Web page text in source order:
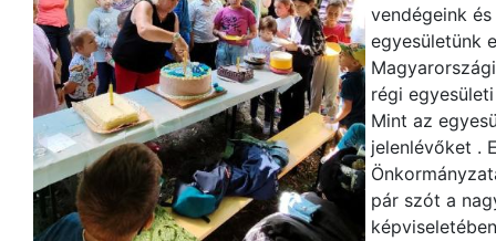
vendégeink
egyesületünk
régi
Mint az
jelenlévőket .
pár szót a